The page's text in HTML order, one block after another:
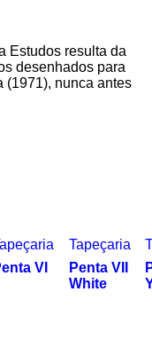
Estudos resulta da
desenhados para
(1971), nunca antes
VI
Tapeçaria
Penta VII
White